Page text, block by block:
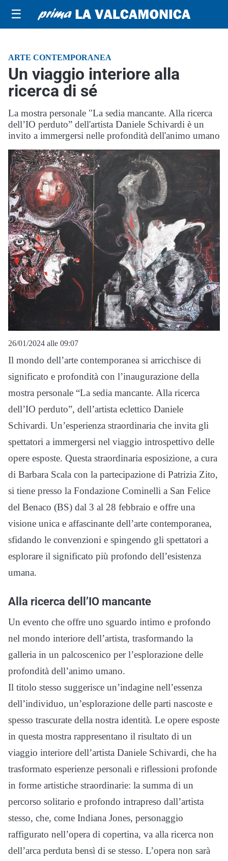
☰
ARTE CONTEMPORANEA
Un viaggio interiore alla
ricerca di sé
La mostra personale "La sedia mancante. Alla ricerca
dell’IO perduto” dell'artista Daniele Schivardi è un
invito a immergersi nelle profondità dell'animo umano
26/01/2024 alle 09:07
Il mondo dell’arte contemporanea si arricchisce di
significato e profondità con l’inaugurazione della
mostra personale “La sedia mancante. Alla ricerca
dell’IO perduto”, dell’artista eclettico Daniele
Schivardi. Un’esperienza straordinaria che invita gli
spettatori a immergersi nel viaggio introspettivo delle
opere esposte. Questa straordinaria esposizione, a cura
di Barbara Scala con la partecipazione di Patrizia Zito,
si tiene presso la Fondazione Cominelli a San Felice
del Benaco (BS) dal 3 al 28 febbraio e offre una
visione unica e affascinante dell’arte contemporanea,
sfidando le convenzioni e spingendo gli spettatori a
esplorare il significato più profondo dell’esistenza
umana.
Alla ricerca dell’IO mancante
Un evento che offre uno sguardo intimo e profondo
nel mondo interiore dell’artista, trasformando la
galleria in un palcoscenico per l’esplorazione delle
profondità dell’animo umano.
Il titolo stesso suggerisce un’indagine nell’essenza
dell’individuo, un’esplorazione delle parti nascoste e
spesso trascurate della nostra identità. Le opere esposte
in questa mostra rappresentano il risultato di un
viaggio interiore dell’artista Daniele Schivardi, che ha
trasformato esperienze personali e riflessioni profonde
in forme artistiche straordinarie: la summa di un
percorso solitario e profondo intrapreso dall’artista
stesso, che, come Indiana Jones, personaggio
raffigurato nell’opera di copertina, va alla ricerca non
dell’arca perduta bensì di se stesso. L’opera non sarà